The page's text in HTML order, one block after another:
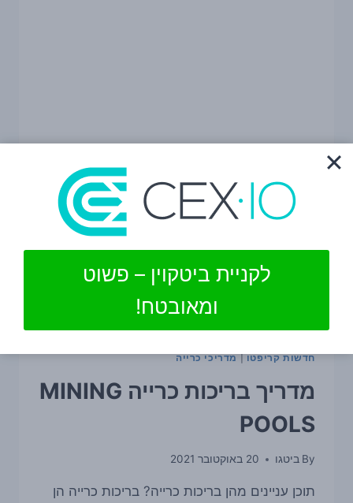
חדשות קריפטו|מדריכי כרייה
מדריך בריכות כרייה MINING
POOLS
By ביטגו 20 באוקטובר 2021
תוכן עניינים מהן בריכות כרייה? בריכות כרייה הן
לקניית ביטקוין – פשוט
ומאובטח!